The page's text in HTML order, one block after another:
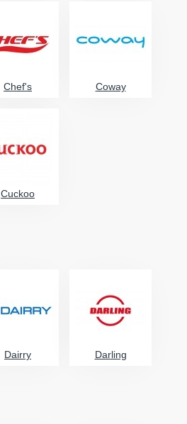
Chef's Coway
Cuckoo
Dairry Darling